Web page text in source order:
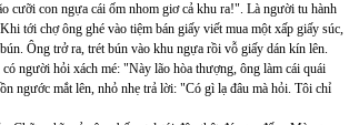
cưỡi con ngựa cái ốm nhom giơ cả khu ra!". Là người tu hành
tới chợ ông ghé vào tiệm bán giấy viết mua một xấp giấy súc,
Ông trở ra, trét bún vào khu ngựa rồi vỗ giấy dán kín lên.
người hỏi xách mé: "Này lão hòa thượng, ông làm cái quái
ngước mắt lên, nhỏ nhẹ trả lời: "Có gì lạ đâu mà hỏi. Tôi chỉ